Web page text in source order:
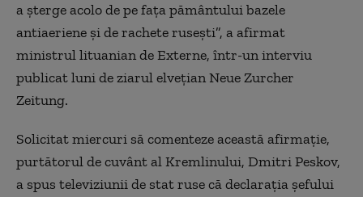
a şterge acolo de pe faţa pământului bazele
antiaeriene şi de rachete ruseşti”, a afirmat
ministrul lituanian de Externe, într-un interviu
publicat luni de ziarul elveţian Neue Zurcher
Zeitung.
Solicitat miercuri să comenteze această afirmaţie,
purtătorul de cuvânt al Kremlinului, Dmitri Peskov,
a spus televiziunii de stat ruse că declaraţia şefului